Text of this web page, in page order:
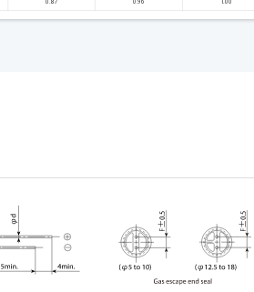
0.87 0.96 1.00